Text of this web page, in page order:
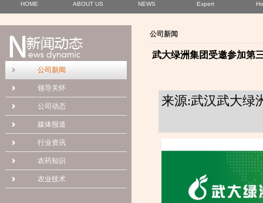
HOME ABOUT US NEWS Expert
公司新闻
领导关怀
公司动态
媒体报道
行业资讯
农药知识
农业技术
公司新闻
武大绿洲集团受邀参加第
来源:武汉武大